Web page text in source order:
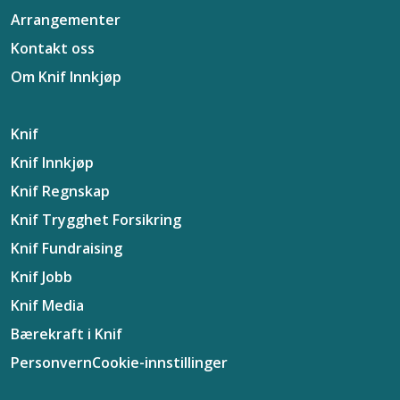
Arrangementer
Kontakt oss
Om Knif Innkjøp
Knif
Knif Innkjøp
Knif Regnskap
Knif Trygghet Forsikring
Knif Fundraising
Knif Jobb
Knif Media
Bærekraft i Knif
PersonvernCookie-innstillinger